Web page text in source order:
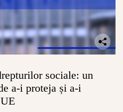
sociale: un
a-i proteja și a-i